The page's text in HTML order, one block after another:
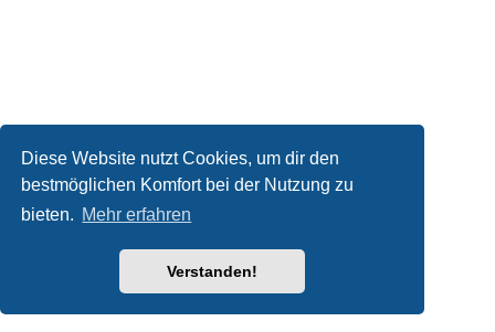
Diese Website nutzt Cookies, um dir den
bestmöglichen Komfort bei der Nutzung zu
bieten. Mehr erfahren
Verstanden!